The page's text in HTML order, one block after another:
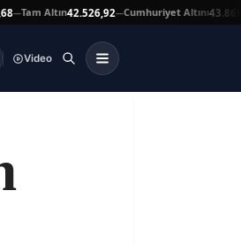
Tam Altın 42.526,92—Cumhuriyet Altını43.869,00
Video